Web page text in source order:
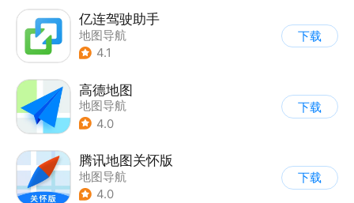
亿连驾驶助手
地图导航
4.1
下载
高德地图
地图导航
4.0
下载
腾讯地图关怀版
地图导航
4.0
下载